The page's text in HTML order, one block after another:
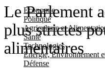
Economie
Politique
Agriculture et
Santé
Technologies
Energie, Environnement
Défense
Le Parlement
plus strictes
alimentaires